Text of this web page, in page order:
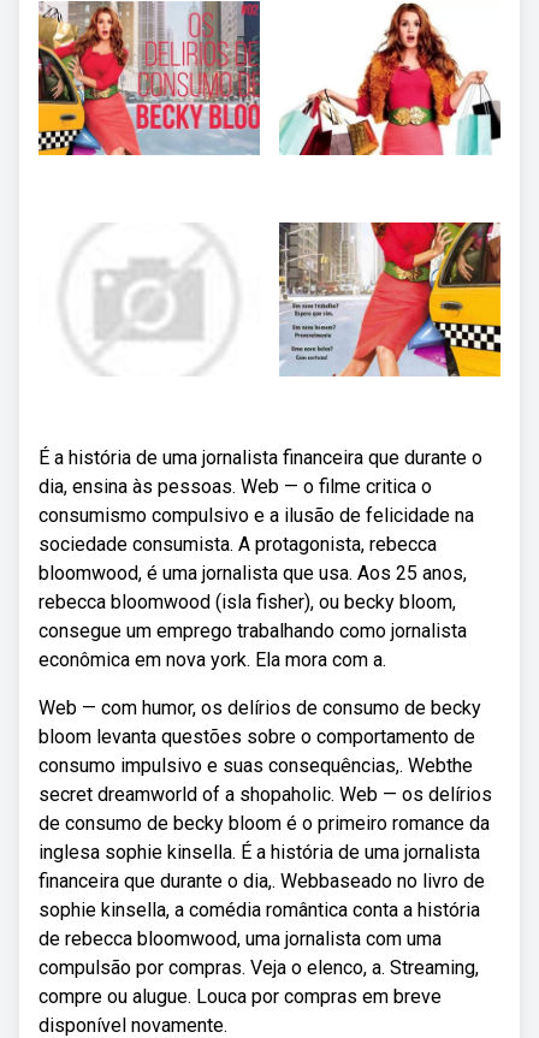
É a história de uma jornalista financeira que durante o
dia, ensina às pessoas. Web — o filme critica o
consumismo compulsivo e a ilusão de felicidade na
sociedade consumista. A protagonista, rebecca
bloomwood, é uma jornalista que usa. Aos 25 anos,
rebecca bloomwood (isla fisher), ou becky bloom,
consegue um emprego trabalhando como jornalista
econômica em nova york. Ela mora com a.
Web — com humor, os delírios de consumo de becky
bloom levanta questões sobre o comportamento de
consumo impulsivo e suas consequências,. Webthe
secret dreamworld of a shopaholic. Web — os delírios
de consumo de becky bloom é o primeiro romance da
inglesa sophie kinsella. É a história de uma jornalista
financeira que durante o dia,. Webbaseado no livro de
sophie kinsella, a comédia romântica conta a história
de rebecca bloomwood, uma jornalista com uma
compulsão por compras. Veja o elenco, a. Streaming,
compre ou alugue. Louca por compras em breve
disponível novamente.